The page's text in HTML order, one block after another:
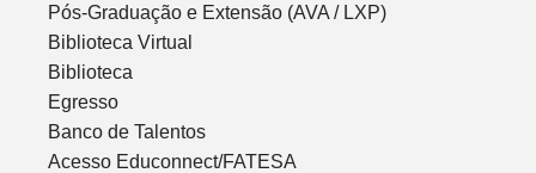
Pós-Graduação e Extensão (AVA / LXP)
Biblioteca Virtual
Biblioteca
Egresso
Banco de Talentos
Acesso Educonnect/FATESA